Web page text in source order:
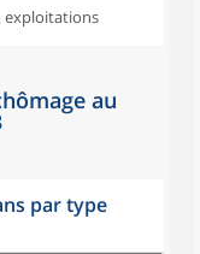
exploitations
au
par type